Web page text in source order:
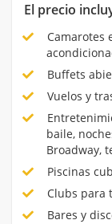
El precio
Camarotes
Buffets
Vuelos y
baile,
Broadway,
Piscinas
Clubs para
Bares y